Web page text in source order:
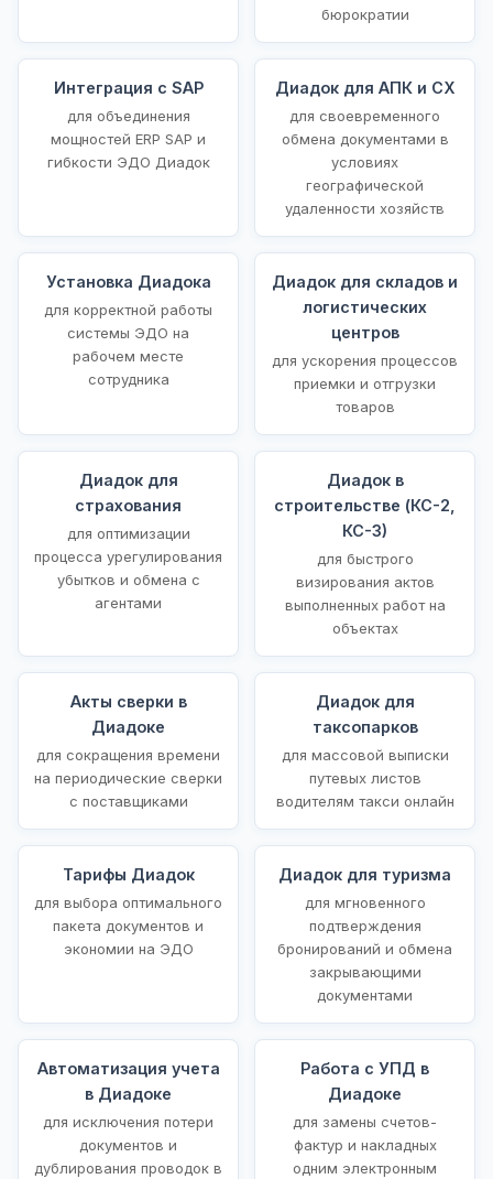
бюрократии
Интеграция с SAP
для объединения
мощностей ERP SAP и
гибкости ЭДО Диадок
Диадок для АПК и СХ
для своевременного
обмена документами в
условиях
географической
удаленности хозяйств
Установка Диадока
для корректной работы
системы ЭДО на
рабочем месте
сотрудника
Диадок для складов и
логистических
центров
для ускорения процессов
приемки и отгрузки
товаров
Диадок для
страхования
для оптимизации
процесса урегулирования
убытков и обмена с
агентами
Диадок в
строительстве (КС-2,
КС-3)
для быстрого
визирования актов
выполненных работ на
объектах
Акты сверки в
Диадоке
для сокращения времени
на периодические сверки
с поставщиками
Диадок для
таксопарков
для массовой выписки
путевых листов
водителям такси онлайн
Тарифы Диадок
для выбора оптимального
пакета документов и
экономии на ЭДО
Диадок для туризма
для мгновенного
подтверждения
бронирований и обмена
закрывающими
документами
Автоматизация учета
в Диадоке
для исключения потери
документов и
дублирования проводок в
Работа с УПД в
Диадоке
для замены счетов-
фактур и накладных
одним электронным